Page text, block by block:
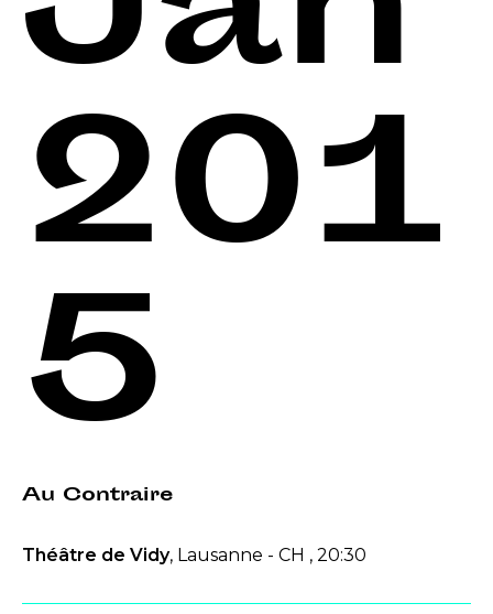
201
5
Au Contraire
Théâtre de Vidy, Lausanne - CH , 20:30